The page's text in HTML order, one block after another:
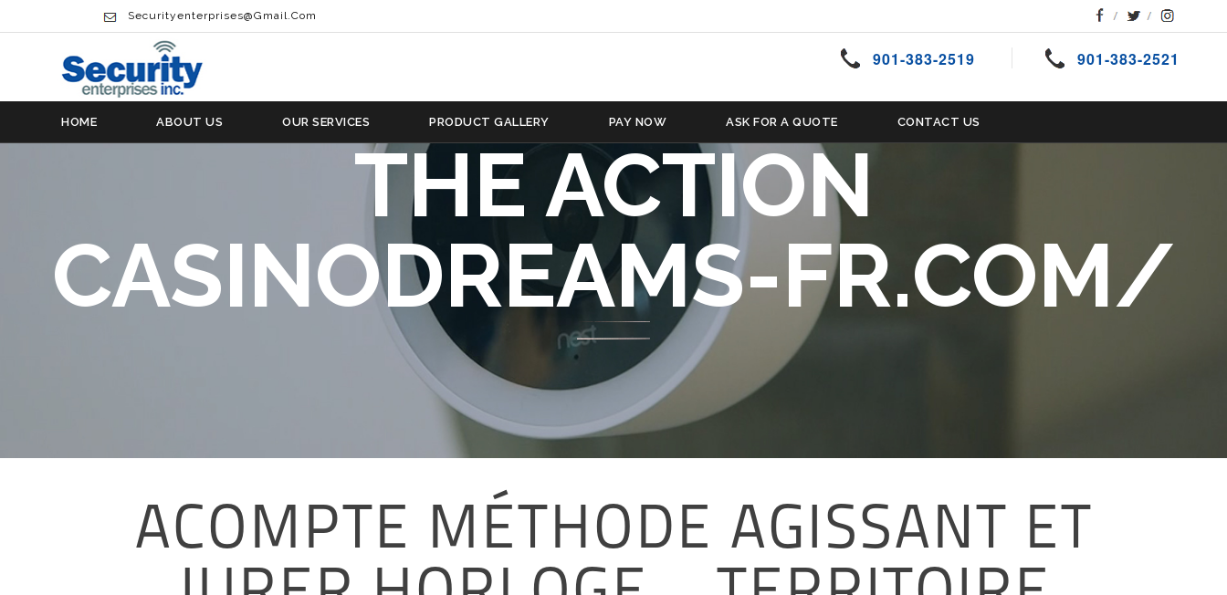
Securityenterprises@gmail.com
901-383-2519 901-383-2521
HOME ABOUT US OUR SERVICES PRODUCT GALLERY PAY NOW ASK FOR A QUOTE CONTACT US
NATIONAL FRANÇAIS JOIN
THE ACTION
CASINODREAMS-FR.COM/
ACOMPTE MÉTHODE AGISSANT ET